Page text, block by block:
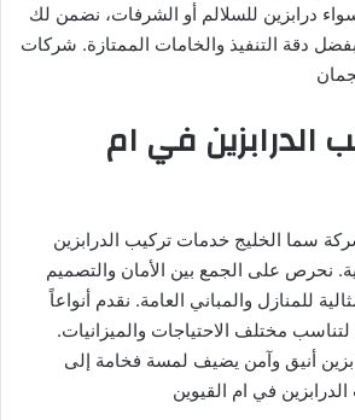
درابزين للسلالم أو الشرفات، نضمن لك
بفضل دقة التنفيذ والخامات الممتازة. شركات
الدرابزين في ام
سما الخليج خدمات تركيب الدرابزين
نحرص على الجمع بين الأمان والتصميم
للمنازل والمباني العامة. نقدم أنواعاً
لتناسب مختلف الاحتياجات والميزانيات.
أنيق وآمن يضيف لمسة فخامة إلى
في ام القيوين